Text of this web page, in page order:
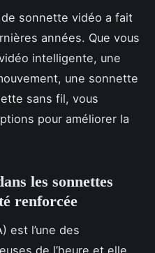
sonnette vidéo a fait
années. Que vous
intelligente, une
une sonnette
sans fil, vous
pour améliorer la
les sonnettes
renforcée
est l’une des
de l’heure et elle